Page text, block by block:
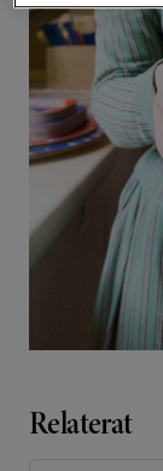
Relaterat